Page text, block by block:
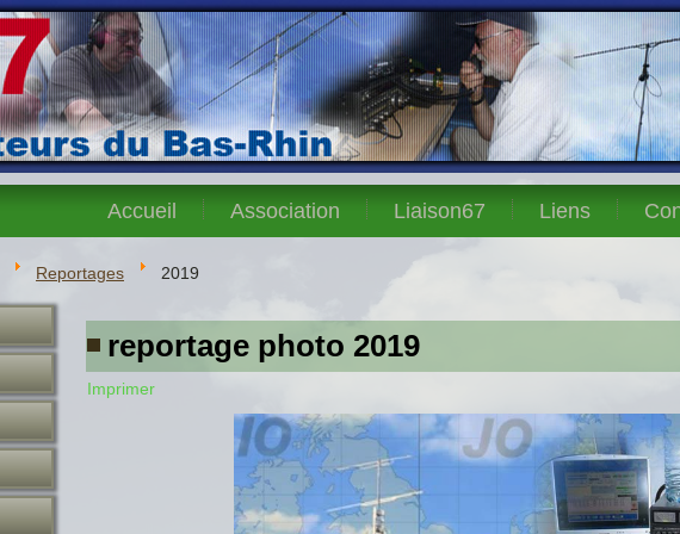
Accueil Association Liaison67 Liens
Reportages 2019
reportage photo 2019
Imprimer